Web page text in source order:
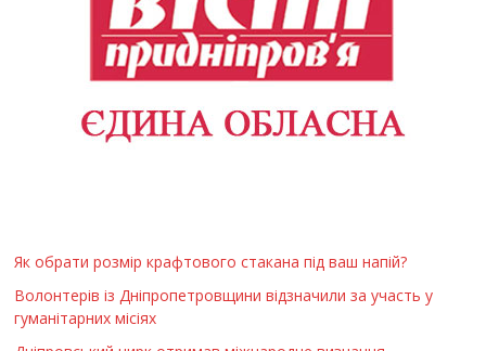
Як обрати розмір крафтового стакана під ваш напій?
Волонтерів із Дніпропетровщини відзначили за участь у
гуманітарних місіях